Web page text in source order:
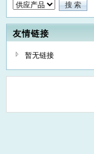
友情链接
暂无链接